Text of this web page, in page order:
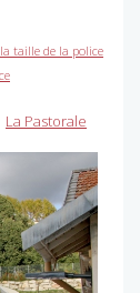
La Pastorale